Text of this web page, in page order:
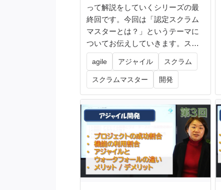
って解説をしていくシリーズの最
終回です。今回は「認定スクラム
マスターとは？」というテーマに
ついてお伝えしていきます。スク
ラムに関...
agile アジャイル スクラム
スクラムマスター 開発